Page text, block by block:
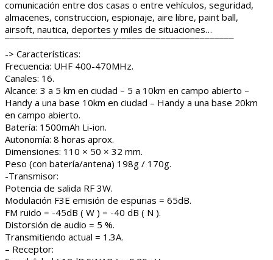
comunicación entre dos casas o entre vehículos, seguridad,
almacenes, construccion, espionaje, aire libre, paint ball,
airsoft, nautica, deportes y miles de situaciones…
¯¯¯¯¯¯¯¯¯¯¯¯¯¯¯¯¯¯¯¯¯¯¯¯¯¯¯¯¯¯¯¯¯¯¯¯¯¯¯¯¯¯¯¯¯¯¯
-> Características:
Frecuencia: UHF 400-470MHz.
Canales: 16.
Alcance: 3 a 5 km en ciudad – 5 a 10km en campo abierto –
Handy a una base 10km en ciudad – Handy a una base 20km
en campo abierto.
Batería: 1500mAh Li-ion.
Autonomía: 8 horas aprox.
Dimensiones: 110 × 50 × 32 mm.
Peso (con batería/antena) 198g / 170g.
-Transmisor:
Potencia de salida RF 3W.
Modulación F3E emisión de espurias = 65dB.
FM ruido = -45dB ( W ) = -40 dB ( N ).
Distorsión de audio = 5 %.
Transmitiendo actual = 1.3A.
– Receptor: